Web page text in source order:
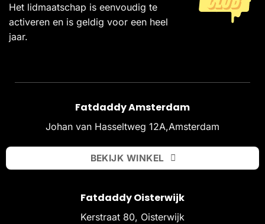
Het lidmaatschap is eenvoudig te
activeren en is geldig voor een heel
jaar.
Fatdaddy Amsterdam
Johan van Hasseltweg 12A,Amsterdam
BEKIJK WINKEL
Fatdaddy Oisterwijk
Kerstraat 80, Oisterwijk